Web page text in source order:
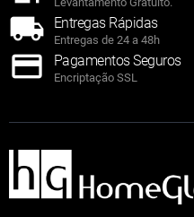
Entregas Rápidas
Entregas de 24 a 48h
Pagamentos Seguros
Encriptação SSL